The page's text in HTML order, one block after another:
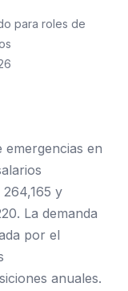
para roles de
en
y
La demanda
por el
anuales.